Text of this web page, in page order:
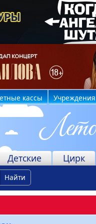
кассы Учреждения
Детские Цирк
Найти